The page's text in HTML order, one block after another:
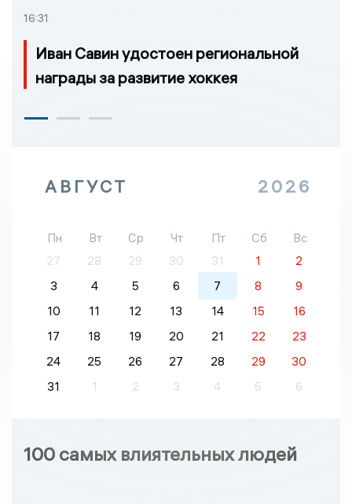
16:31
Иван Савин удостоен региональной
награды за развитие хоккея
АВГУСТ 2026
Пн Вт Ср Чт Пт Сб
Вс
27
28 29 30 31 1
2
3
4 5 6 7 8
9
10
11 12 13 14 15
16
17
18 19 20 21 22
23
24
25 26 27 28 29
30
31
1 2 3 4 5 6
100 самых влиятельных людей